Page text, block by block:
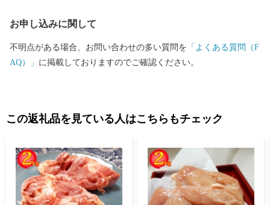
お申し込みに関して
不明点がある場合、お問い合わせの多い質問を 「よくある質問（F
AQ）」 に掲載しておりますのでご確認ください。
この返礼品を見ている人はこちらもチェック